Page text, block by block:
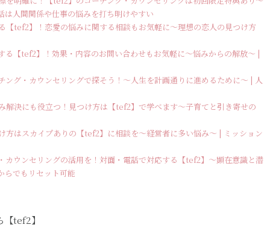
人間関係や仕事の悩みを打ち明けやすい
【tef2】！恋愛の悩みに関する相談もお気軽に～理想の恋人の見つけ方
る【tef2】！効果・内容のお問い合わせもお気軽に～悩みからの解放～ |
ング・カウンセリングで探そう！～人生を計画通りに進めるために～ | 人
解決にも役立つ！見つけ方は【tef2】で学べます～子育てと引き寄せの
方はスカイプありの【tef2】に相談を～経営者に多い悩み～ | ミッション
カウンセリングの活用を！対面・電話で対応する【tef2】～顕在意識と潜
らでもリセット可能
tef2】